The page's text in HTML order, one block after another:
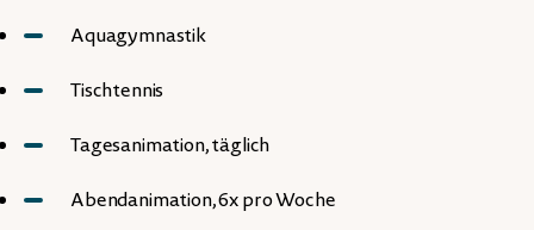
Aquagymnastik
Tischtennis
Tagesanimation, täglich
Abendanimation, 6x pro Woche